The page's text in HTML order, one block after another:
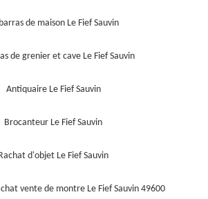
de maison Le Fief Sauvin
de grenier et cave Le Fief Sauvin
Antiquaire Le Fief Sauvin
Brocanteur Le Fief Sauvin
d'objet Le Fief Sauvin
vente de montre Le Fief Sauvin 49600